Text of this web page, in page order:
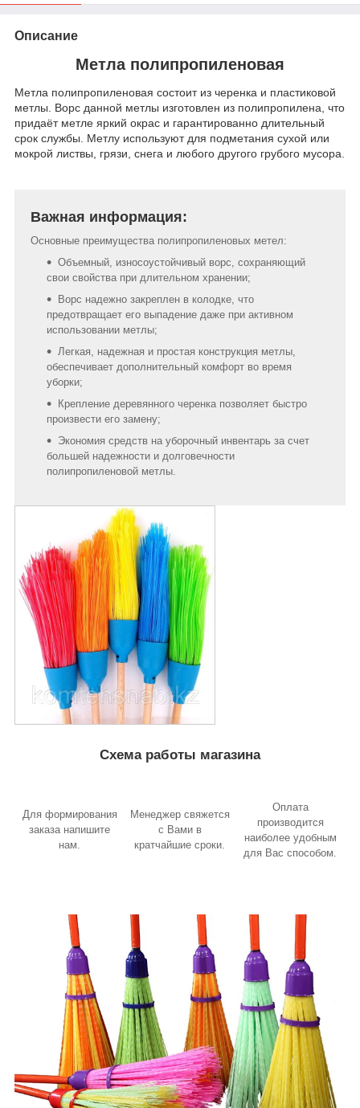
Описание
Метла полипропиленовая
Метла полипропиленовая состоит из черенка и пластиковой
метлы. Ворс данной метлы изготовлен из полипропилена, что
придаёт метле яркий окрас и гарантированно длительный
срок службы. Метлу используют для подметания сухой или
мокрой листвы, грязи, снега и любого другого грубого мусора.
Важная информация:
Основные преимущества полипропиленовых метел:
Объемный, износоустойчивый ворс, сохраняющий
свои свойства при длительном хранении;
Ворс надежно закреплен в колодке, что
предотвращает его выпадение даже при активном
использовании метлы;
Легкая, надежная и простая конструкция метлы,
обеспечивает дополнительный комфорт во время
уборки;
Крепление деревянного черенка позволяет быстро
произвести его замену;
Экономия средств на уборочный инвентарь за счет
большей надежности и долговечности
полипропиленовой метлы.
Схема работы магазина
Для формирования
заказа напишите
нам.
Менеджер свяжется
с Вами в
кратчайшие сроки.
Оплата
производится
наиболее удобным
для Вас способом.